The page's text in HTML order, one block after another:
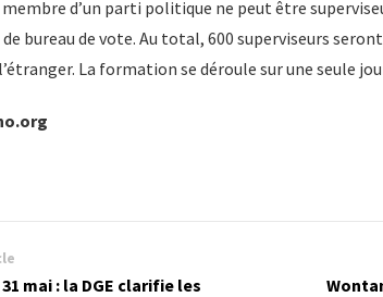
membre d’un parti politique ne peut être
bureau de vote. Au total, 600 superviseurs
La formation se déroule sur une seule
mai : la DGE clarifie les